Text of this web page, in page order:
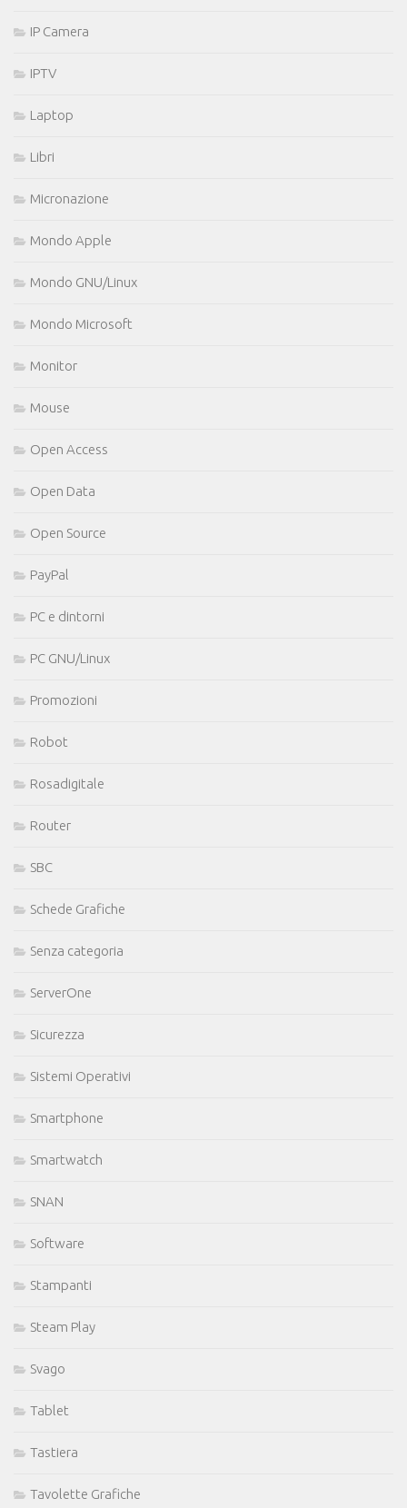
IP Camera
IPTV
Laptop
Libri
Micronazione
Mondo Apple
Mondo GNU/Linux
Mondo Microsoft
Monitor
Mouse
Open Access
Open Data
Open Source
PayPal
PC e dintorni
PC GNU/Linux
Promozioni
Robot
Rosadigitale
Router
SBC
Schede Grafiche
Senza categoria
ServerOne
Sicurezza
Sistemi Operativi
Smartphone
Smartwatch
SNAN
Software
Stampanti
Steam Play
Svago
Tablet
Tastiera
Tavolette Grafiche